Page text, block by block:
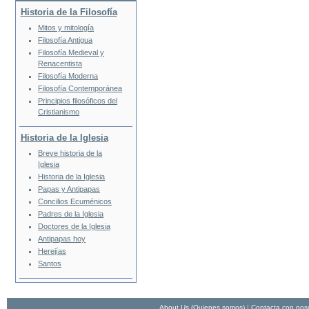
Historia de la Filosofía
Mitos y mitología
Filosofía Antigua
Filosofía Medieval y
Renacentista
Filosofía Moderna
Filosofía Contemporánea
Principios filosóficos del
Cristianismo
Historia de la Iglesia
Breve historia de la
Iglesia
Historia de la Iglesia
Papas y Antipapas
Concilios Ecuménicos
Padres de la Iglesia
Doctores de la Iglesia
Antipapas hoy
Herejías
Santos
About Us (Quienes somos) | Contacta con